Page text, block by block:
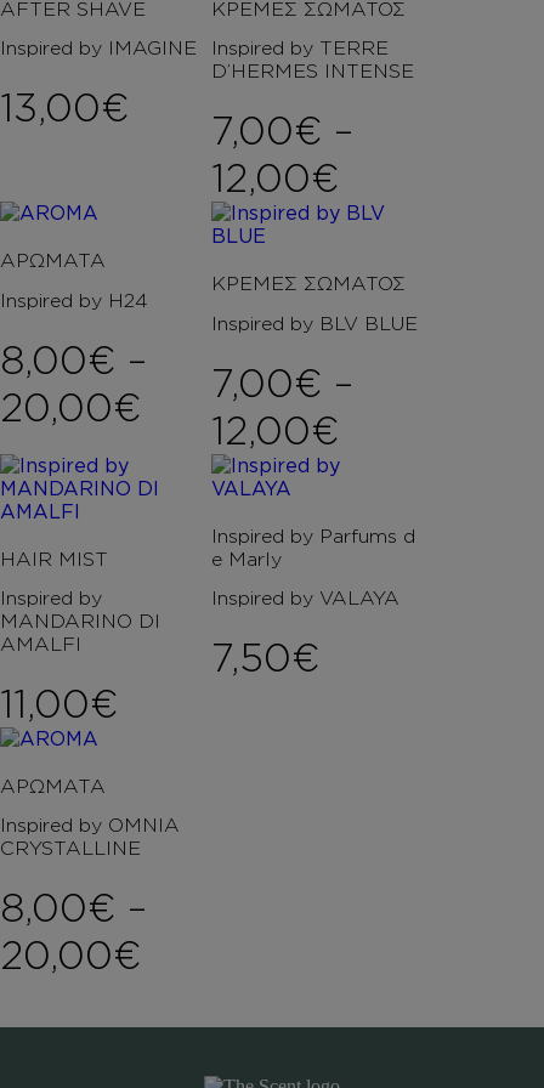
AFTER SHAVE
Inspired by IMAGINE
13,00€
ΚΡΕΜΕΣ ΣΩΜΑΤΟΣ
Inspired by TERRE
D’HERMES INTENSE
7,00€ –
12,00€
ΑΡΩΜΑΤΑ
Inspired by H24
8,00€ –
20,00€ Price range: 8,00€
ΚΡΕΜΕΣ ΣΩΜΑΤΟΣ
Inspired by BLV BLUE
7,00€ –
12,00€
HAIR MIST
Inspired by
MANDARINO DI
AMALFI
11,00€
Inspired by Parfums d
e Marly
Inspired by VALAYA
7,50€
ΑΡΩΜΑΤΑ
Inspired by OMNIA
CRYSTALLINE
8,00€ –
20,00€